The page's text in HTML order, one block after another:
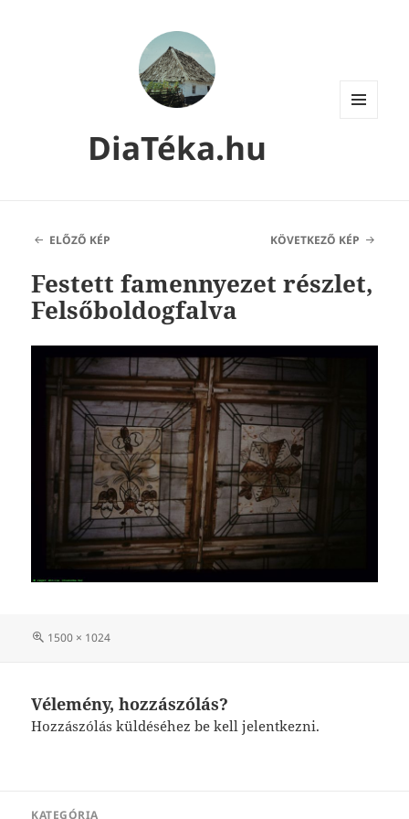
DiaTéka.hu
ELŐZŐ KÉP KÖVETKEZŐ KÉP
Festett famennyezet részlet,
Felsőboldogfalva
Teljes
1500 × 1024
Vélemény, hozzászólás?
Hozzászólás küldéséhezbe kell jelentkezni.
KATEGÓRIA